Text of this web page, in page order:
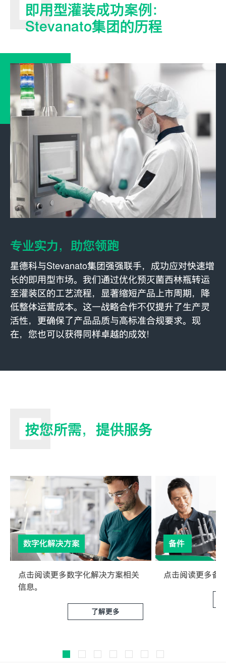
即用型灌装成功案例：
Stevanato集团的历程
专业实力，助您领跑
星德科与Stevanato集团强强联手，成功应对快速增
长的即用型市场。我们通过优化预灭菌西林瓶转运
至灌装区的工艺流程，显著缩短产品上市周期，降
低整体运营成本。这一战略合作不仅提升了生产灵
活性，更确保了产品品质与高标准合规要求。现
在，您也可以获得同样卓越的成效！
按您所需，提供服务
数字化解决方案
点击阅读更多数字化解决方案相关
信息。
了解更多
备件
点击阅读更多备